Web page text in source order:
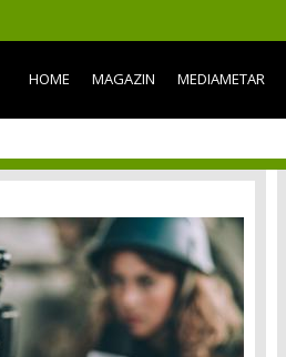
content
HOME MAGAZIN MEDIAMETAR